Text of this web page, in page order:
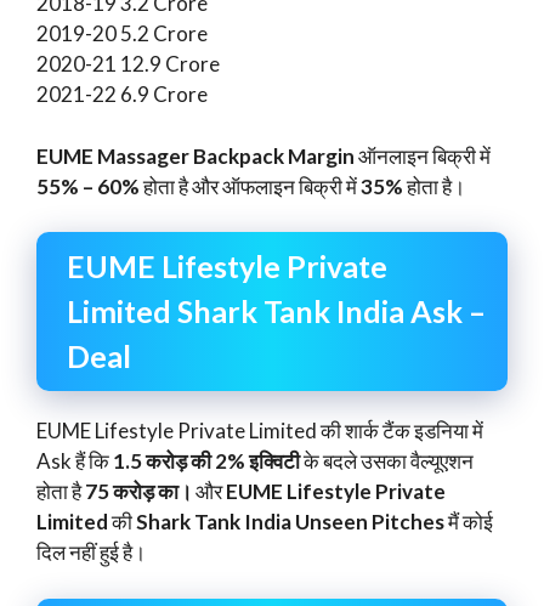
2019-20 5.2 Crore
2020-21 12.9 Crore
2021-22 6.9 Crore
EUME Massager Backpack Marginऑनलाइन बिक्री में
55% – 60%होता है और ऑफलाइन बिक्री में35%होता है।
EUME Lifestyle Private
Limited Shark Tank India Ask –
Deal
EUME Lifestyle Private Limited की शार्क टैंक इडनिया में
Ask हैं कि1.5 करोड़ की 2% इक्विटीके बदले उसका वैल्यूएशन
होता है75 करोड़ का। औरEUME Lifestyle Private
LimitedकीShark Tank India Unseen Pitchesमैं कोई
दिल नहीं हुई है।